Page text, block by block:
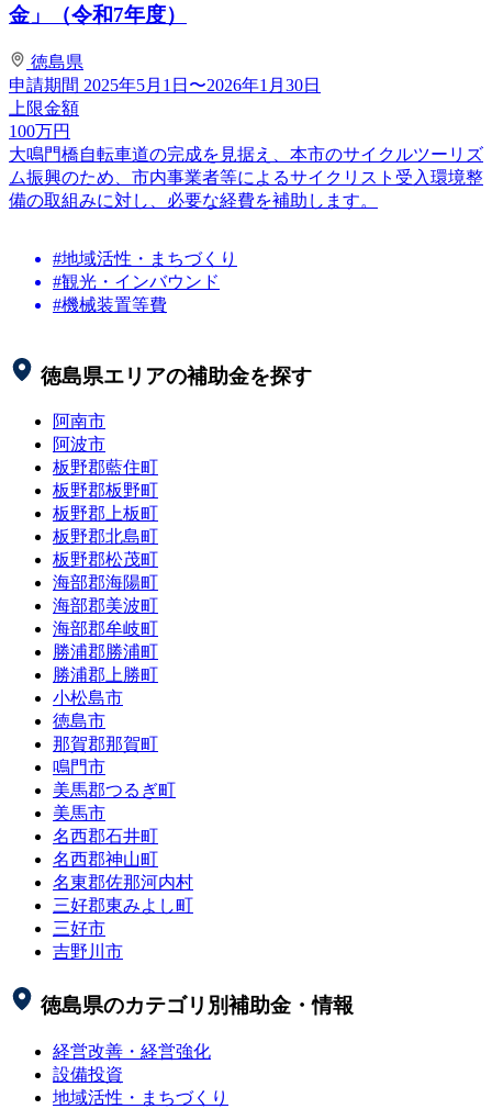
金」（令和7年度）
徳島県
申請期間 2025年5月1日〜2026年1月30日
上限金額
100万円
大鳴門橋自転車道の完成を見据え、本市のサイクルツーリズ
ム振興のため、市内事業者等によるサイクリスト受入環境整
備の取組みに対し、必要な経費を補助します。
#地域活性・まちづくり
#観光・インバウンド
#機械装置等費
徳島県エリアの補助金を探す
阿南市
阿波市
板野郡藍住町
板野郡板野町
板野郡上板町
板野郡北島町
板野郡松茂町
海部郡海陽町
海部郡美波町
海部郡牟岐町
勝浦郡勝浦町
勝浦郡上勝町
小松島市
徳島市
那賀郡那賀町
鳴門市
美馬郡つるぎ町
美馬市
名西郡石井町
名西郡神山町
名東郡佐那河内村
三好郡東みよし町
三好市
吉野川市
徳島県のカテゴリ別補助金・情報
経営改善・経営強化
設備投資
地域活性・まちづくり